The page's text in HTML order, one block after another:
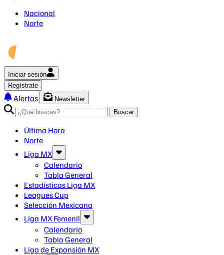
Nacional
Norte
Iniciar sesión
Regístrate
Alertas
Newsletter
Buscar
Última Hora
Norte
Liga MX
Calendario
Tabla General
Estadísticas Liga MX
Leagues Cup
Selección Mexicana
Liga MX Femenil
Calendario
Tabla General
Liga de Expansión MX